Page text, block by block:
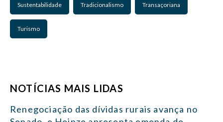
Sustentabilidade Tradicionalismo Transaçoriana
Turismo
NOTÍCIAS MAIS LIDAS
Renegociação das dívidas rurais avança no